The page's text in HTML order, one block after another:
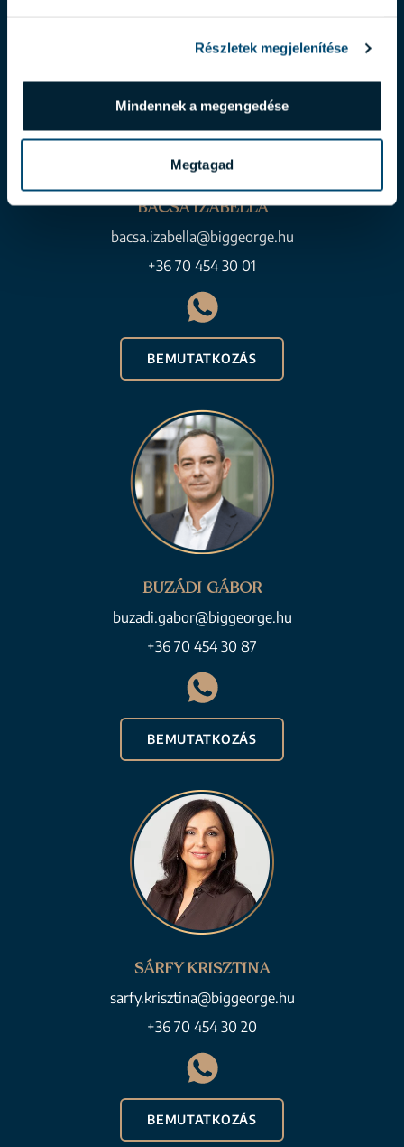
Részletek megjelenítése
Mindennek a megengedése
Megtagad
BACSA IZABELLA
bacsa.izabella@biggeorge.hu
+36 70 454 30 01
BEMUTATKOZÁS
BUZÁDI GÁBOR
buzadi.gabor@biggeorge.hu
+36 70 454 30 87
BEMUTATKOZÁS
SÁRFY KRISZTINA
sarfy.krisztina@biggeorge.hu
+36 70 454 30 20
BEMUTATKOZÁS